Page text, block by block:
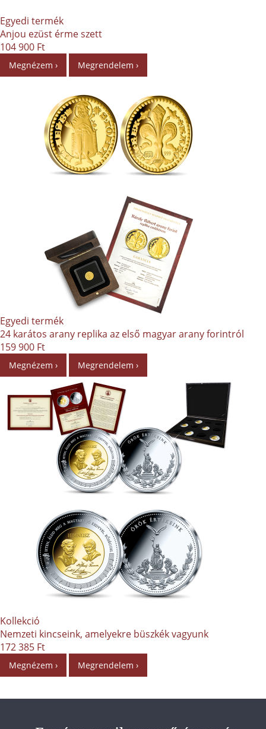
Egyedi termék
Anjou ezüst érme szett
104 900 Ft
Megnézem › Megrendelem ›
Egyedi termék
24 karátos arany replika az első magyar arany forintról
159 900 Ft
Megnézem › Megrendelem ›
Kollekció
Nemzeti kincseink, amelyekre büszkék vagyunk
172 385 Ft
Megnézem › Megrendelem ›